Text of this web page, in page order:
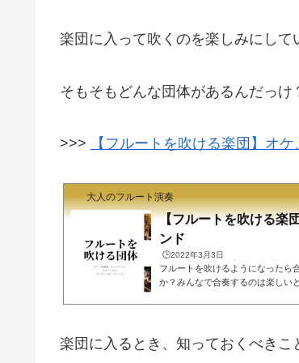
楽団に入って吹くのを楽しみにして
そもそもどんな団体があるんだっけ
>>> 【フルートを吹ける楽団】オ
大人のフルート演奏
【フルートを吹ける楽
ンド
🕒️2022年3月3日
フルートを吹けるようになったら
か？みんなで合奏するのは楽しい
フル屋です。フルートをある程度
す。社会人の団体としては色々な
楽団に入るとき、知っておくべきこ